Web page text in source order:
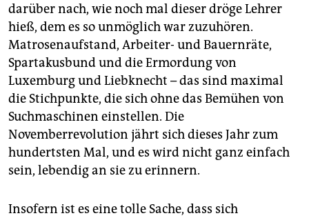
abo
genossenschaft
epaper login
darüber nach, wie noch mal dieser dröge Lehrer
hieß, dem es so unmöglich war zuzuhören.
Matrosenaufstand, Arbeiter- und Bauernräte,
Spartakusbund und die Ermordung von
Luxemburg und Liebknecht – das sind maximal
die Stichpunkte, die sich ohne das Bemühen von
Suchmaschinen einstellen. Die
Novemberrevolution jährt sich dieses Jahr zum
hundertsten Mal, und es wird nicht ganz einfach
sein, lebendig an sie zu erinnern.
Insofern ist es eine tolle Sache, dass sich